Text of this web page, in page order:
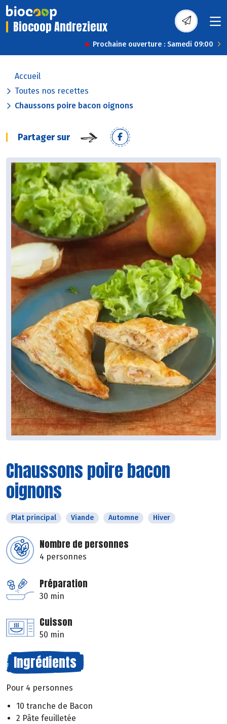
Biocoop Andrezieux
Prochaine ouverture : Samedi 09:00
Accueil
Toutes nos recettes
Chaussons poire bacon oignons
Partager sur
Chaussons poire bacon
oignons
Plat principal Viande Automne Hiver
Nombre de personnes
4 personnes
Préparation
30 min
Cuisson
50 min
Ingrédients
Pour 4 personnes
10 tranche de Bacon
2 Pâte feuilletée